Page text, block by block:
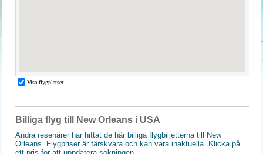
Billiga flyg till New Orleans i USA
Andra resenärer har hittat de här billiga flygbiljetterna till New
Orleans. Flygpriser är färskvara och kan vara inaktuella. Klicka på